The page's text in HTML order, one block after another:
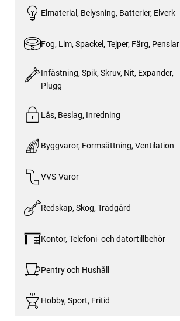
Elmaterial, Belysning, Batterier, Elverk
Fog, Lim, Spackel, Tejper, Färg, Penslar
Infästning, Spik, Skruv, Nit, Expander,
Plugg
Lås, Beslag, Inredning
Byggvaror, Formsättning, Ventilation
VVS-Varor
Redskap, Skog, Trädgård
Kontor, Telefoni- och datortillbehör
Pentry och Hushåll
Hobby, Sport, Fritid